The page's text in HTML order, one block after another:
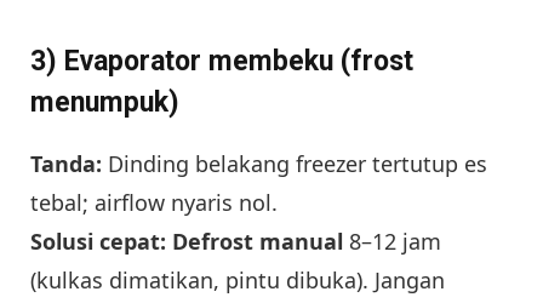
3) Evaporator membeku (frost
menumpuk)
Tanda: Dinding belakang freezer tertutup es
tebal; airflow nyaris nol.
Solusi cepat: Defrost manual 8–12 jam
(kulkas dimatikan, pintu dibuka). Jangan